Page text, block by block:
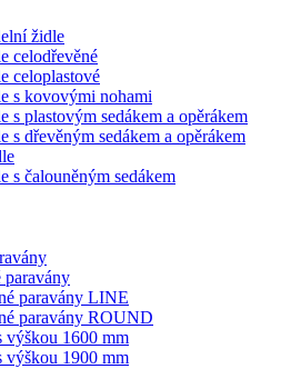
židle
celodřevěné
celoplastové
s kovovými nohami
s plastovým sedákem a opěrákem
s dřevěným sedákem a opěrákem
s čalouněným sedákem
paravány
paravány LINE
paravány ROUND
výškou 1600 mm
výškou 1900 mm